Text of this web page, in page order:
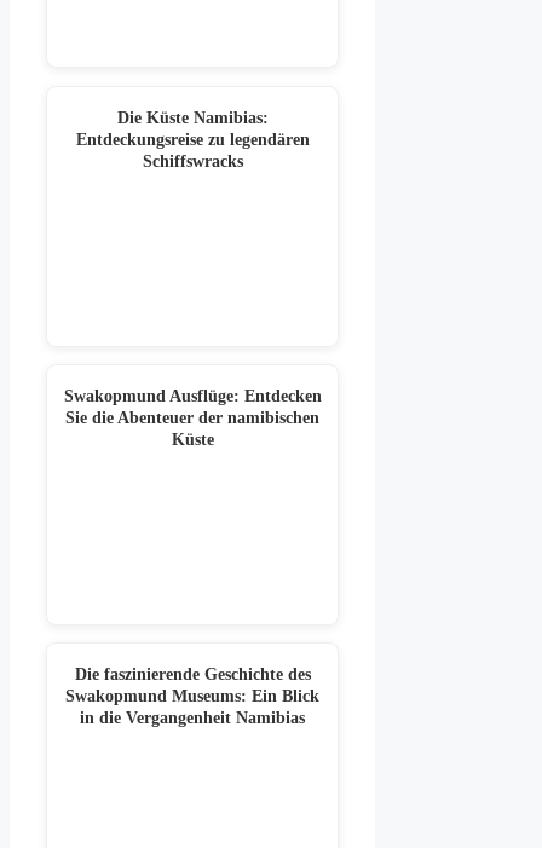
Die Küste Namibias:
Entdeckungsreise zu legendären
Schiffswracks
Swakopmund Ausflüge: Entdecken
Sie die Abenteuer der namibischen
Küste
Die faszinierende Geschichte des
Swakopmund Museums: Ein Blick
in die Vergangenheit Namibias